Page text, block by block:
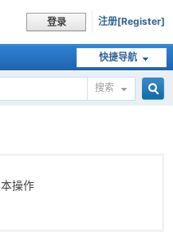
登录 注册[Register]
快捷导航
搜索
操作